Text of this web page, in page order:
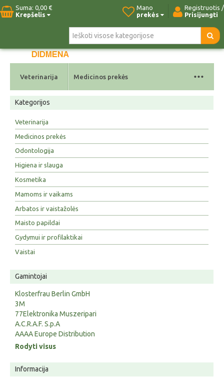
Suma: 0,00 €
Krepšelis
Registruotis /
Prisijungti
Mano
prekės
Pradžia Naujos prekės Kontaktai
Veterinarija Medicinos prekės ...
Kategorijos
Veterinarija
Medicinos prekės
Odontologija
Higiena ir slauga
Kosmetika
Mamoms ir vaikams
Arbatos ir vaistažolės
Maisto papildai
Gydymui ir profilaktikai
Vaistai
Gamintojai
Klosterfrau Berlin GmbH
3M
77Elektronika Muszeripari
A.C.R.A.F. S.p.A
AAAA Europe Distribution
Rodyti visus
Informacija